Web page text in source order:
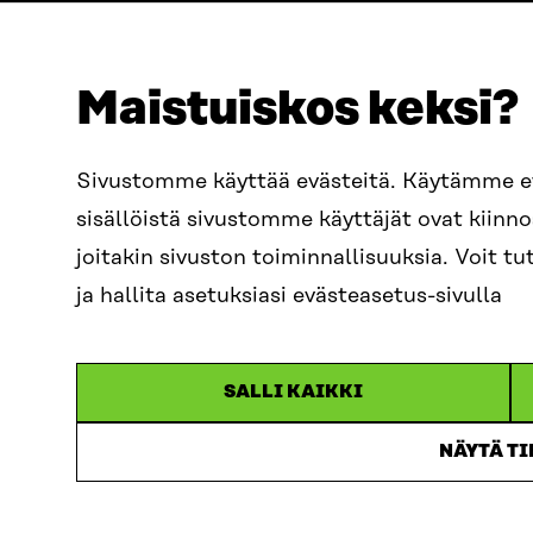
Maistuiskos keksi?
Sivustomme käyttää evästeitä. Käytämme
sisällöistä sivustomme käyttäjät ovat
joitakin sivuston toiminnallisuuksia. Voit
ja hallita asetuksiasi evästeasetus-sivulla
SALLI KAIKKI
NÄYTÄ
00181 Helsingfors
Ankomstinstruktioner
FÖRETAGS-ID
0202132-3
E-POST